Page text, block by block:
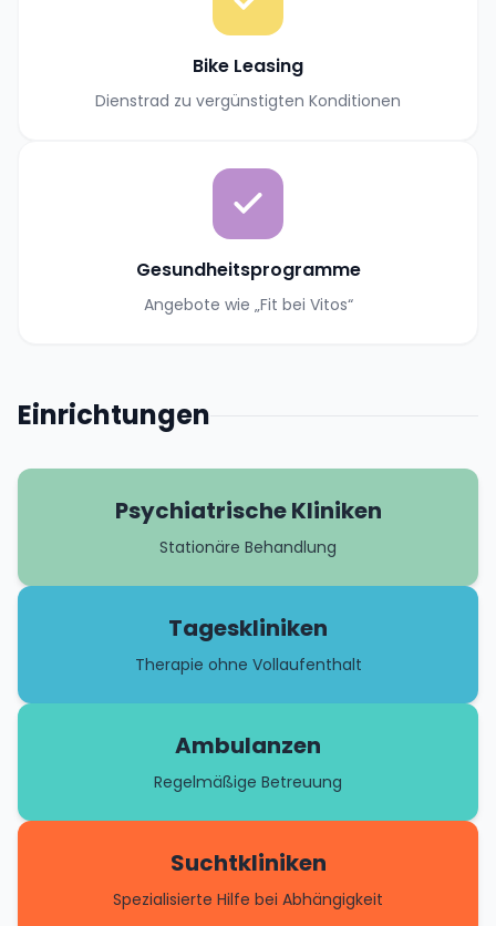
Bike Leasing
Dienstrad zu vergünstigten Konditionen
Gesundheitsprogramme
Angebote wie „Fit bei Vitos“
Einrichtungen
Psychiatrische Kliniken
Stationäre Behandlung
Tageskliniken
Therapie ohne Vollaufenthalt
Ambulanzen
Regelmäßige Betreuung
Suchtkliniken
Spezialisierte Hilfe bei Abhängigkeit